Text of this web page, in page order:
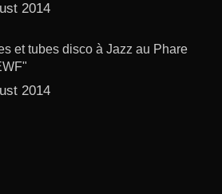
2014
et tubes disco à Jazz au Phare
2014